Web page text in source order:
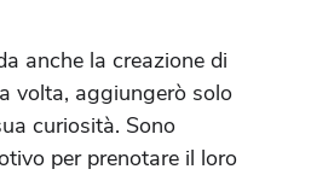
anche la creazione di
volta, aggiungerò solo
curiosità. Sono
per prenotare il loro